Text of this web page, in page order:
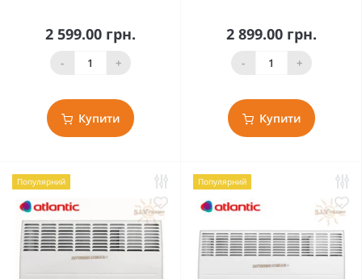
2 599.00 грн.
- +
Купити
2 899.00 грн.
- +
Купити
Популярний Популярний